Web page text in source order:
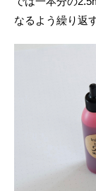
なるよう繰り返す